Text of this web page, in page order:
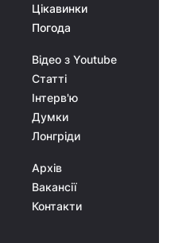
Цікавинки
Погода
Відео з Youtube
Статті
Інтерв'ю
Думки
Лонгріди
Архів
Вакансії
Контакти